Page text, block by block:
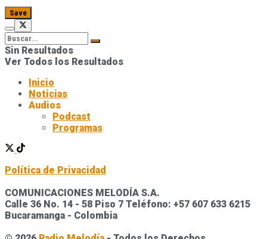
Sin Resultados
Ver Todos los Resultados
Inicio
Noticias
Audios
Podcast
Programas
Política de Privacidad
COMUNICACIONES MELODÍA S.A.
Calle 36 No. 14 - 58 Piso 7 Teléfono: +57 607 633 6215
Bucaramanga - Colombia